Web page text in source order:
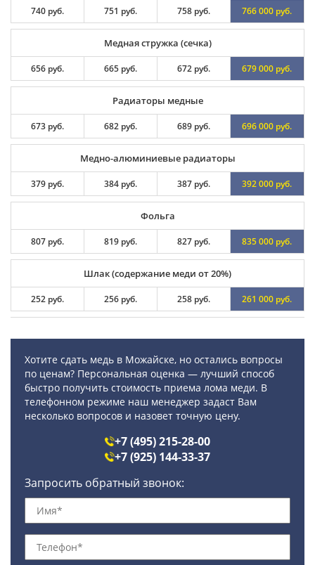
740 руб. 751 руб. 758 руб. 766 000 руб.
Медная стружка (сечка)
656 руб. 665 руб. 672 руб. 679 000 руб.
Радиаторы медные
673 руб. 682 руб. 689 руб. 696 000 руб.
Медно-алюминиевые радиаторы
379 руб. 384 руб. 387 руб. 392 000 руб.
Фольга
807 руб. 819 руб. 827 руб. 835 000 руб.
Шлак (содержание меди от 20%)
252 руб. 256 руб. 258 руб. 261 000 руб.
Хотите сдать медь в Можайске, но остались вопросы
по ценам? Персональная оценка — лучший способ
быстро получить стоимость приема лома меди. В
телефонном режиме наш менеджер задаст Вам
несколько вопросов и назовет точную цену.
+7 (495) 215-28-00
+7 (925) 144-33-37
Запросить обратный звонок: